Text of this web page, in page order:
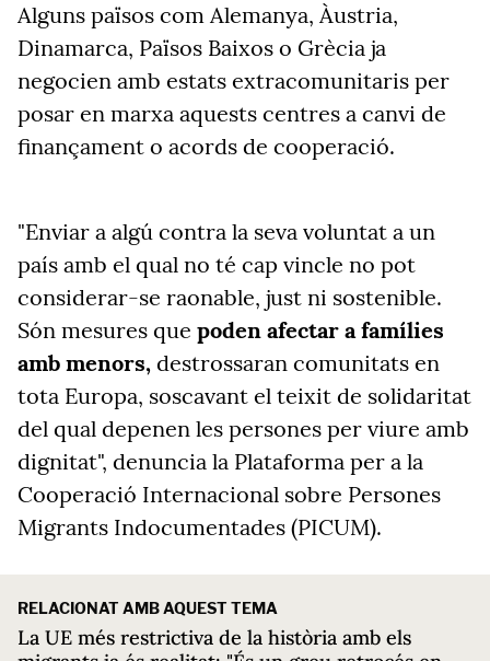
Alguns països com Alemanya, Àustria,
Dinamarca, Països Baixos o Grècia ja
negocien amb estats extracomunitaris per
posar en marxa aquests centres a canvi de
finançament o acords de cooperació.
"Enviar a algú contra la seva voluntat a un
país amb el qual no té cap vincle no pot
considerar-se raonable, just ni sostenible.
Són mesures que poden afectar a famílies
amb menors, destrossaran comunitats en
tota Europa, soscavant el teixit de solidaritat
del qual depenen les persones per viure amb
dignitat", denuncia la Plataforma per a la
Cooperació Internacional sobre Persones
Migrants Indocumentades (PICUM).
RELACIONAT AMB AQUEST TEMA
La UE més restrictiva de la història amb els